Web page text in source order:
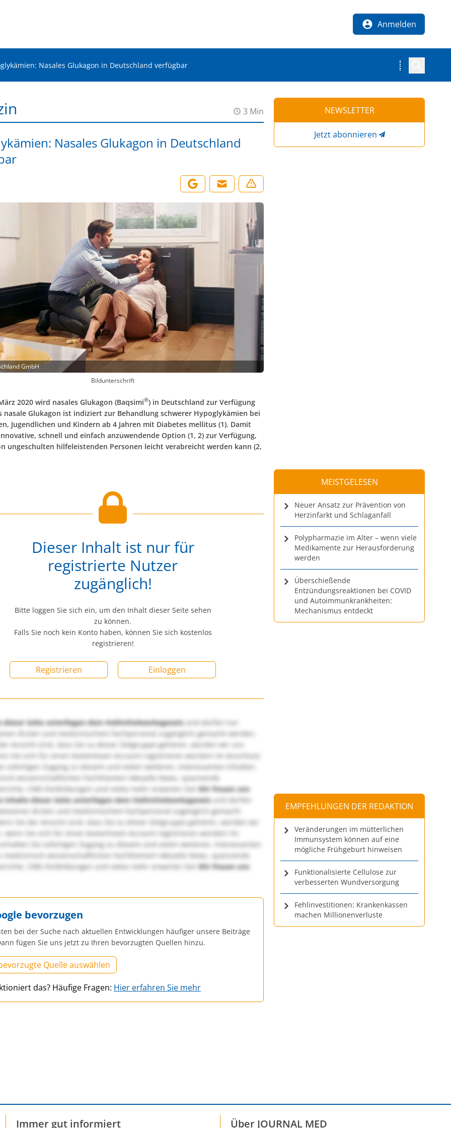
Anmelden
Nasales Glukagon in Deutschland verfügbar
3 Min
Nasales Glukagon in Deutschland
GmbH
Bildunterschrift
2020 wird nasales Glukagon (Baqsimi®) in Deutschland zur Verfügung
nasale Glukagon ist indiziert zur Behandlung schwerer Hypoglykämien bei
Jugendlichen und Kindern ab 4 Jahren mit Diabetes mellitus (1). Damit
schnell und einfach anzuwendende Option (1, 2) zur Verfügung,
ungeschulten hilfeleistenden Personen leicht verabreicht werden kann (2,
Dieser Inhalt ist nur für
registrierte Nutzer
zugänglich!
Bitte loggen Sie sich ein, um den Inhalt dieser Seite sehen
zu können.
Falls Sie noch kein Konto haben, können Sie sich kostenlos
registrieren!
Registrieren Einloggen
dieser Seite unterliegen dem Heilmittelwerbegesetzund dürfen nur
Ärzten und medizinischem Fachpersonal zugänglich gemacht werden.
Ansicht sind, dass Sie zu dieser Zielgruppe gehören, würden wir uns
Sie sich für einen kostenlosen Account registrieren würden! Im Anschluss
sofortigen Zugang zu diesem und vielen weiteren, interessanten Inhalten
wissenschaftlichen Fachthemen! Aktuelle News, spannende
CME-Fortbildungen und vieles mehr erwarten Sie!Wir freuen uns
Inhalte dieser Seite unterliegen dem Heilmittelwerbegesetzund dürfen
Ärzten und medizinischem Fachpersonal zugänglich gemacht
Sie der Ansicht sind, dass Sie zu dieser Zielgruppe gehören, würden wir
wenn Sie sich für einen kostenlosen Account registrieren würden! Im
Sie sofortigen Zugang zu diesem und vielen weiteren, interessanten
medizinisch-wissenschaftlichen Fachthemen! Aktuelle News, spannende
CME-Fortbildungen und vieles mehr erwarten Sie! Wir freuen uns
bevorzugen
bei der Suche nach aktuellen Entwicklungen häufiger unsere Beiträge
fügen Sie uns jetzt zu Ihren bevorzugten Quellen hinzu.
Quelle auswählen
das? Häufige Fragen: Hier erfahren Sie mehr
NEWSLETTER
Jetzt abonnieren
MEISTGELESEN
Neuer Ansatz zur Prävention von
Herzinfarkt und Schlaganfall
Polypharmazie im Alter – wenn viele
Medikamente zur Herausforderung
werden
Überschießende
Entzündungsreaktionen bei COVID
und Autoimmunkrankheiten:
Mechanismus entdeckt
EMPFEHLUNGEN DER REDAKTION
Veränderungen im mütterlichen
Immunsystem können auf eine
mögliche Frühgeburt hinweisen
Funktionalisierte Cellulose zur
verbesserten Wundversorgung
Fehlinvestitionen: Krankenkassen
machen Millionenverluste
Immer gut informiert Über JOURNAL MED